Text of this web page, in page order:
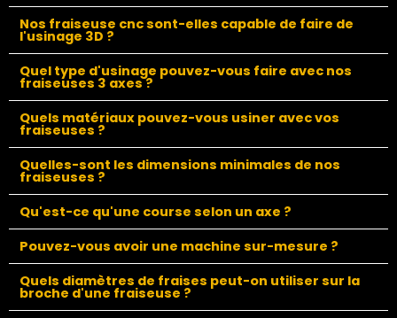
Nos fraiseuse cnc sont-elles capable de faire de
l'usinage 3D ?
Quel type d'usinage pouvez-vous faire avec nos
fraiseuses 3 axes ?
Quels matériaux pouvez-vous usiner avec vos
fraiseuses ?
Quelles-sont les dimensions minimales de nos
fraiseuses ?
Qu'est-ce qu'une course selon un axe ?
Pouvez-vous avoir une machine sur-mesure ?
Quels diamètres de fraises peut-on utiliser sur la
broche d'une fraiseuse ?